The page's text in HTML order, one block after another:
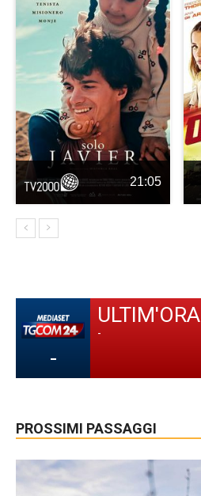
21:05
-
ULTIM'ORA
-
PROSSIMI PASSAGGI